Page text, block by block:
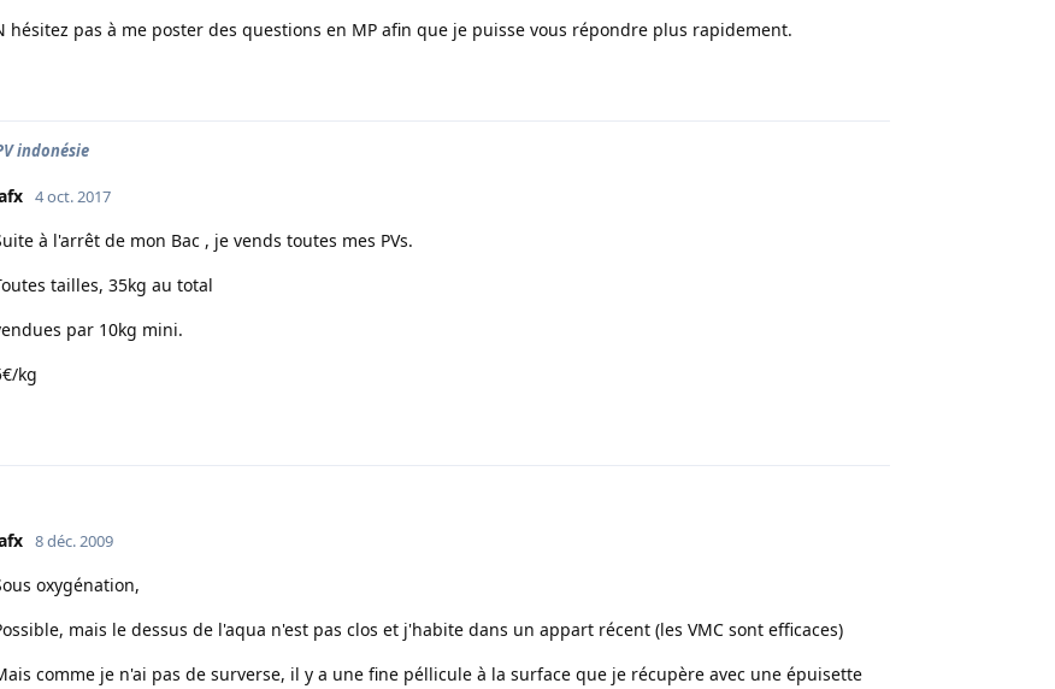
hésitez pas à me poster des questions en MP afin que je puisse vous répondre plus rapidement.
indonésie
4 oct. 2017
à l'arrêt de mon Bac , je vends toutes mes PVs.
tailles, 35kg au total
par 10kg mini.
kg
8 déc. 2009
oxygénation,
mais le dessus de l'aqua n'est pas clos et j'habite dans un appart récent (les VMC sont efficaces)
comme je n'ai pas de surverse, il y a une fine péllicule à la surface que je récupère avec une épuisette